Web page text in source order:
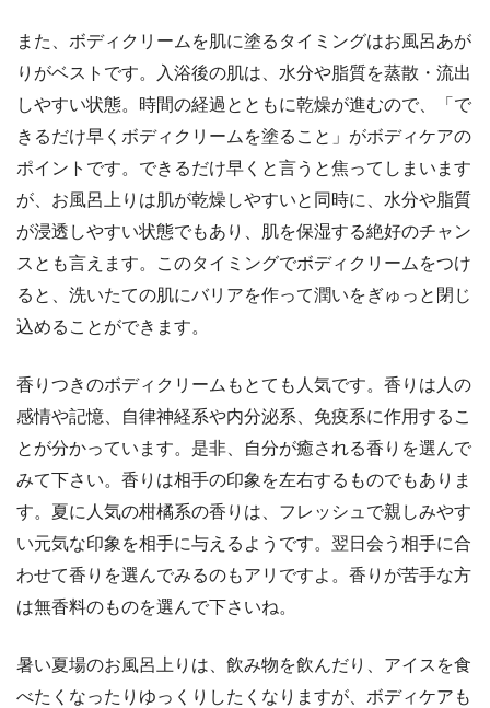
また、ボディクリームを肌に塗るタイミングはお風呂あが
りがベストです。入浴後の肌は、水分や脂質を蒸散・流出
しやすい状態。時間の経過とともに乾燥が進むので、「で
きるだけ早くボディクリームを塗ること」がボディケアの
ポイントです。できるだけ早くと言うと焦ってしまいます
が、お風呂上りは肌が乾燥しやすいと同時に、水分や脂質
が浸透しやすい状態でもあり、肌を保湿する絶好のチャン
スとも言えます。このタイミングでボディクリームをつけ
ると、洗いたての肌にバリアを作って潤いをぎゅっと閉じ
込めることができます。
香りつきのボディクリームもとても人気です。香りは人の
感情や記憶、自律神経系や内分泌系、免疫系に作用するこ
とが分かっています。是非、自分が癒される香りを選んで
みて下さい。香りは相手の印象を左右するものでもありま
す。夏に人気の柑橘系の香りは、フレッシュで親しみやす
い元気な印象を相手に与えるようです。翌日会う相手に合
わせて香りを選んでみるのもアリですよ。香りが苦手な方
は無香料のものを選んで下さいね。
暑い夏場のお風呂上りは、飲み物を飲んだり、アイスを食
べたくなったりゆっくりしたくなりますが、ボディケアも